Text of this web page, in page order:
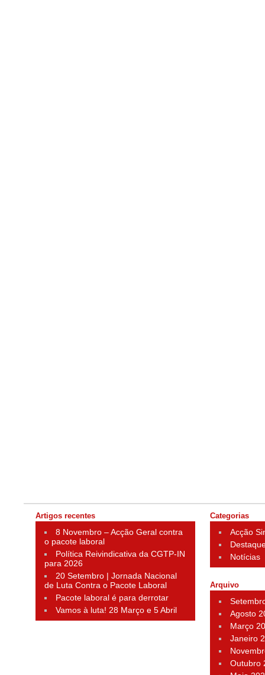
Artigos recentes
8 Novembro – Acção Geral contra
o pacote laboral
Política Reivindicativa da CGTP-IN
para 2026
20 Setembro | Jornada Nacional
de Luta Contra o Pacote Laboral
Pacote laboral é para derrotar
Vamos à luta! 28 Março e 5 Abril
Categorias
Acção
Notícias
Arquivo
Agosto
Março
Janeiro
Outubro